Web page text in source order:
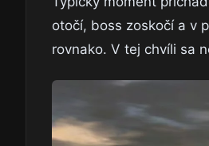
otočí, boss zoskočí a v
rovnako. V tej chvíli sa